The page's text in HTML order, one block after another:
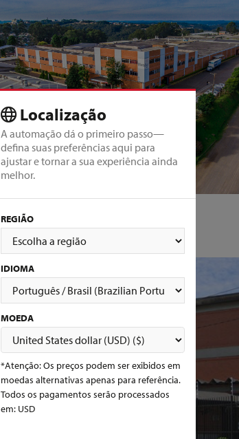
Localização
A automação dá o primeiro passo—
defina suas preferências aqui para
ajustar e tornar a sua experiência ainda
melhor.
REGIÃO
IDIOMA
MOEDA
*Atenção: Os preços podem ser exibidos em
moedas alternativas apenas para referência.
Todos os pagamentos serão processados
em: USD
SUL, BRASIL